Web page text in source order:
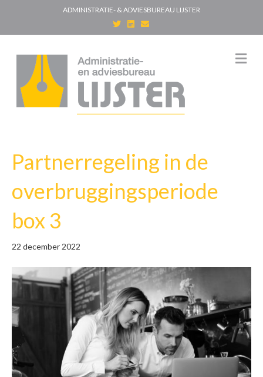
ADMINISTRATIE- & ADVIESBUREAU LIJSTER
T
w
i
e
r
n
d
i
n
E
m
a
M
e
Partnerregeling in de
overbruggingsperiode
box 3
22 december 2022